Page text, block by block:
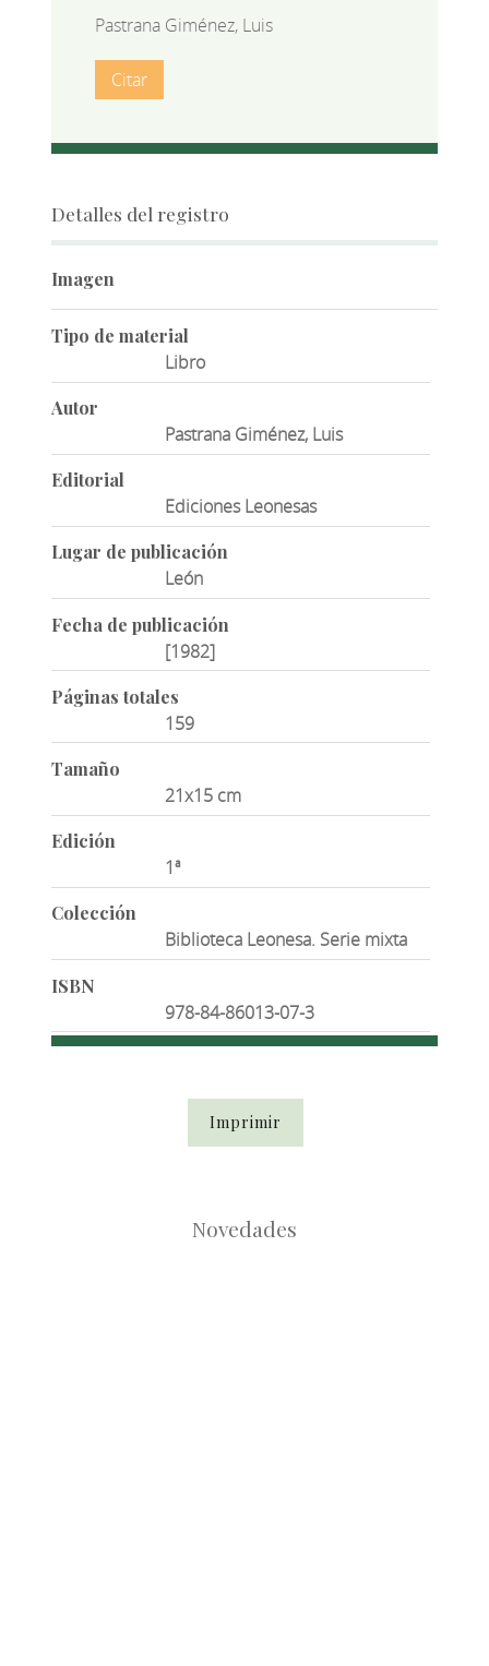
Pastrana Giménez, Luis
Citar
Detalles del registro
Imagen
Tipo de material
Libro
Autor
Pastrana Giménez, Luis
Editorial
Ediciones Leonesas
Lugar de publicación
León
Fecha de publicación
[1982]
Páginas totales
159
Tamaño
21x15 cm
Edición
1ª
Colección
Biblioteca Leonesa. Serie mixta
ISBN
978-84-86013-07-3
Imprimir
Novedades